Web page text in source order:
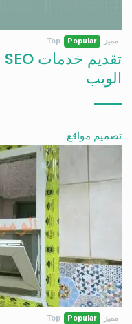
مميز Popular
Top
الويب
تصميم مواقع
مميز Popular
Top